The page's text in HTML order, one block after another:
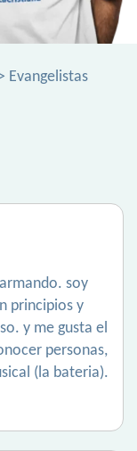
Evangelistas
soy
principios y
y me gusta el
personas,
(la bateria).